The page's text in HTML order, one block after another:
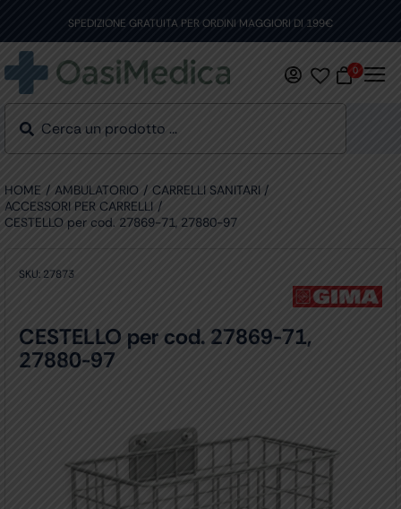
content
SPEDIZIONE GRATUITA PER ORDINI MAGGIORI DI 199€
0
HOME AMBULATORIO
CARRELLI SANITARI
ACCESSORI PER CARRELLI
CESTELLO per cod. 27869-71, 27880-97
SKU: 27873
CESTELLO per cod. 27869-71,
27880-97